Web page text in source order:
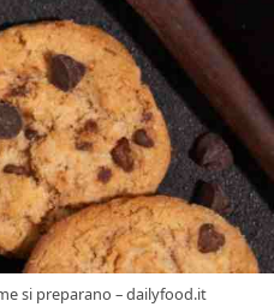
si preparano – dailyfood.it